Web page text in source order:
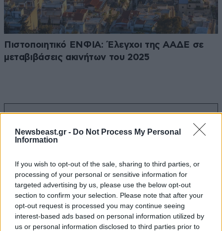
Newsbeast.gr - Do Not Process My Personal
Information
If you wish to opt-out of the sale, sharing to third parties, or
processing of your personal or sensitive information for
targeted advertising by us, please use the below opt-out
section to confirm your selection. Please note that after your
opt-out request is processed you may continue seeing
interest-based ads based on personal information utilized by
us or personal information disclosed to third parties prior to
Πιστοποιητικό ΕΝΦΙΑ: Έλεγχοι της ΑΑΔΕ σε
μεταβιβάσεις ακινήτων του 2025
και μάθετε πρώτοι όλες τις ειδήσεις